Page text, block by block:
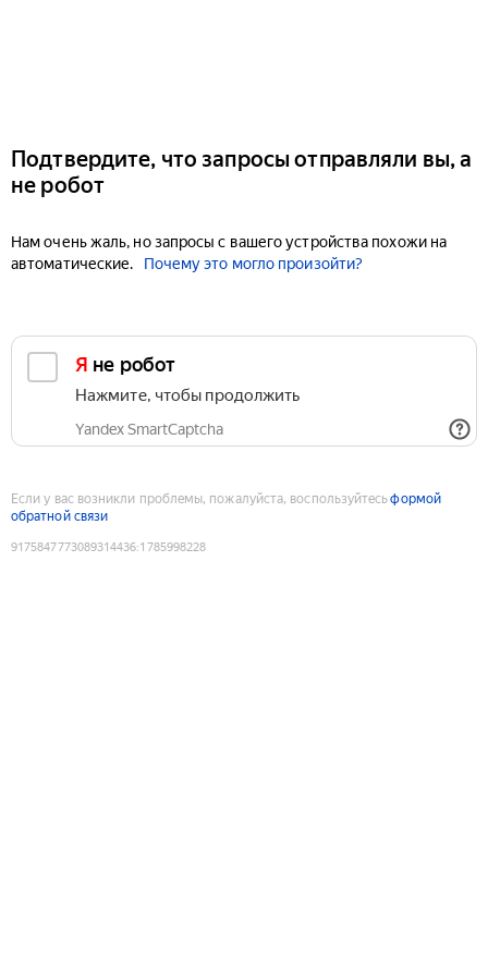
Подтвердите, что запросы отправляли вы, а
не робот
Нам очень жаль, но запросы с вашего устройства похожи на
автоматические.
Почему это могло произойти?
Я не робот
Нажмите, чтобы продолжить
Yandex SmartCaptcha
Если у вас возникли проблемы, пожалуйста, воспользуйтесьформой
обратной связи
9175847773089314436:1785998228